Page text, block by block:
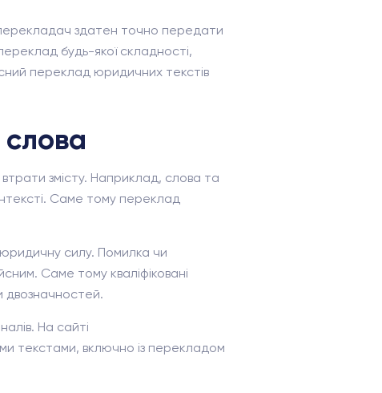
здатен точно передати
будь-якої складності,
переклад юридичних текстів
змісту. Наприклад, слова та
Саме тому переклад
силу. Помилка чи
Саме тому кваліфіковані
двозначностей.
На сайті
текстами, включно із перекладом